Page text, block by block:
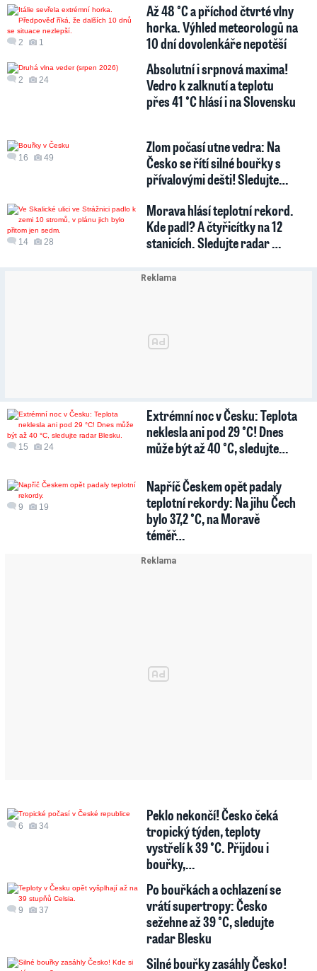
2 1
Až 48 °C a příchod čtvrté vlny
horka. Výhled meteorologů na
10 dní dovolenkáře nepotěší
2 24
Absolutní i srpnová maxima!
Vedro k zalknutí a teplotu
přes 41 °C hlásí i na Slovensku
16 49
Zlom počasí utne vedra: Na
Česko se řítí silné bouřky s
přívalovými dešti! Sledujte…
14 28
Morava hlásí teplotní rekord.
Kde padl? A čtyřicítky na 12
stanicích. Sledujte radar …
15 24
Extrémní noc v Česku: Teplota
neklesla ani pod 29 °C! Dnes
může být až 40 °C, sledujte…
9 19
Napříč Českem opět padaly
teplotní rekordy: Na jihu Čech
bylo 37,2 °C, na Moravě
téměř…
6 34
Peklo nekončí! Česko čeká
tropický týden, teploty
vystřelí k 39 °C. Přijdou i
bouřky,…
9 37
Po bouřkách a ochlazení se
vrátí supertropy: Česko
sežehne až 39 °C, sledujte
radar Blesku
Silné bouřky zasáhly Česko!